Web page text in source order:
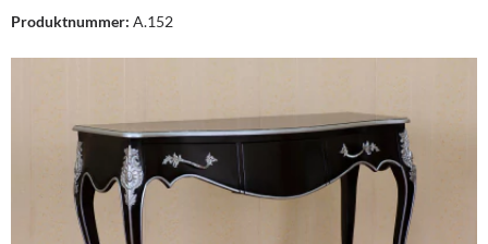
Produktnummer: A.152